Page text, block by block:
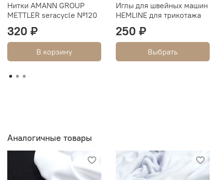
Нитки AMANN GROUP
METTLER seracycle №120
320 ₽
В корзину
Иглы для швейных машин
HEMLINE для трикотажа
250 ₽
Выбрать
Аналогичные товары